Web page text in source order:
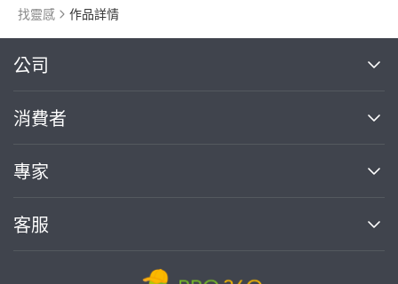
找靈感 作品詳情
公司
關於我們
部落格
加入我們
消費者
買服務
熱門服務
專家
案件中心
客服
繼續完成